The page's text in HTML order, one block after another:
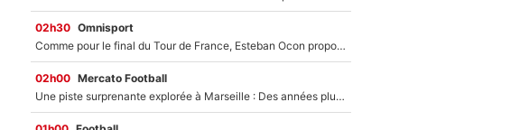
02h30 Omnisport
Comme pour le final du Tour de France, Esteban Ocon propose un Grand Prix de Formule 1 à Paris : «Autour de l’Arc de Triomphe, ce serait génial» !
02h00 Mercato Football
Une piste surprenante explorée à Marseille : Des années plus tard, l’OM a tenté de faire revenir le joueur qui avait provoqué le départ d’André Villas-Boas !